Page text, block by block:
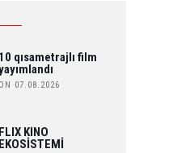
10 qısametrajlı film
ON 07.08.2026
FLIX KİNO
EKOSİSTEMİ